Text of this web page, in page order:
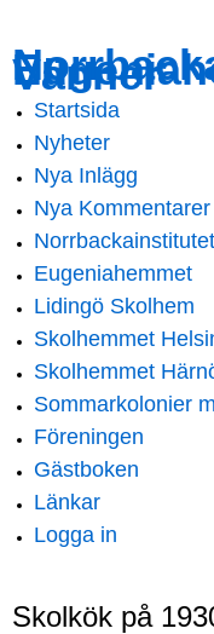
main
content
navigation
Vänner
Main menu
Startsida
Nyheter
Nya Inlägg
Nya Kommentarer
Norrbackainstitutet
Eugeniahemmet
Lidingö Skolhem
Skolhemmet
Skolhemmet
Sommarkolonier
Föreningen
Gästboken
Länkar
Logga in
Skolkök på